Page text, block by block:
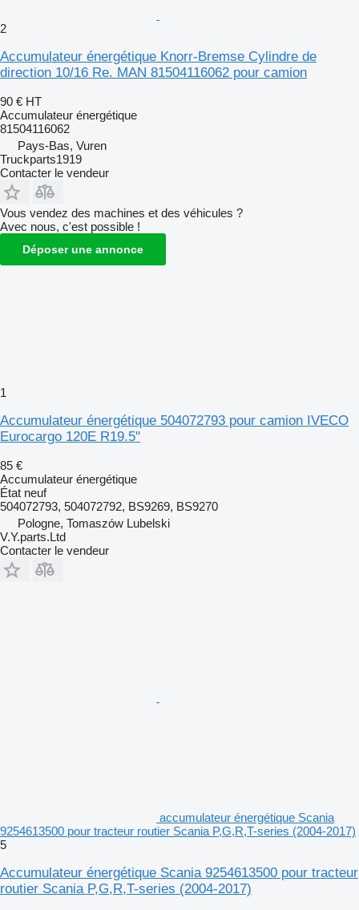
2
Accumulateur énergétique Knorr-Bremse Cylindre de
direction 10/16 Re. MAN 81504116062 pour camion
90 € HT
Accumulateur énergétique
81504116062
Pays-Bas, Vuren
Truckparts1919
Contacter le vendeur
Vous vendez des machines et des véhicules ?
Avec nous, c'est possible !
Déposer une annonce
1
Accumulateur énergétique 504072793 pour camion IVECO
Eurocargo 120E R19.5"
85 €
Accumulateur énergétique
État neuf
504072793, 504072792, BS9269, BS9270
Pologne, Tomaszów Lubelski
V.Y.parts.Ltd
Contacter le vendeur
accumulateur énergétique Scania
9254613500 pour tracteur routier Scania P,G,R,T-series (2004-2017)
5
Accumulateur énergétique Scania 9254613500 pour tracteur
routier Scania P,G,R,T-series (2004-2017)